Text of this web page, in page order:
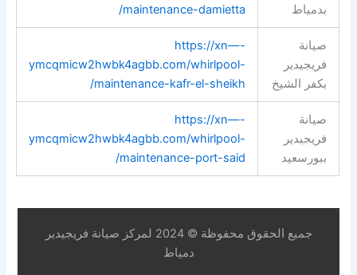
بدمياط
maintenance-damietta/
صيانة
فريجيدير
بكفر الشيخ
https://xn—-
ymcqmicw2hwbk4agbb.com/whirlpool-
maintenance-kafr-el-sheikh/
صيانة
فريجيدير
ببورسعيد
https://xn—-
ymcqmicw2hwbk4agbb.com/whirlpool-
maintenance-port-said/
جميع الحقوق محفوظة © 2024 لمركز صيانة فريجيدير
دمياط